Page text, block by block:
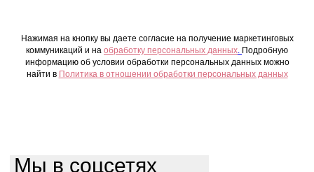
Нажимая на кнопку вы даете согласие на получение маркетинговых
коммуникаций и на обработку персональных данных Подробную
информацию об условии обработки персональных данных можно
найти в Политика в отношении обработки персональных данных
Мы в соцсетях